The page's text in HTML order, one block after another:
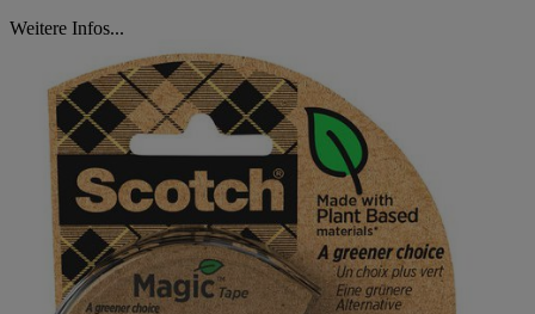
Weitere Infos...